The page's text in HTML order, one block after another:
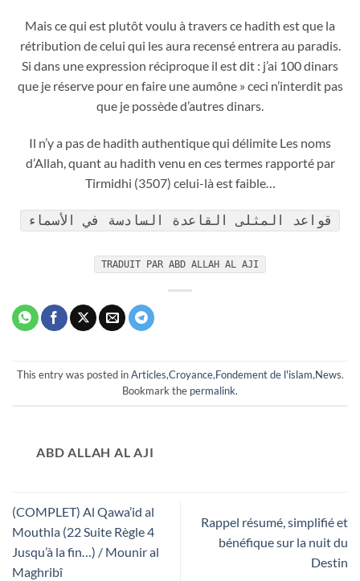
Mais ce qui est plutôt voulu à travers ce hadith est que la
rétribution de celui qui les aura recensé entrera au paradis.
Si dans une expression réciproque il est dit : j’ai 100 dinars
que je réserve pour en faire une aumône » ceci n’interdit pas
que je possède d’autres dinars.
Il n’y a pas de hadith authentique qui délimite Les noms
d’Allah, quant au hadith venu en ces termes rapporté par
Tirmidhi (3507) celui-là est faible…
قواعد المثلى القاعدة السادسة في الأسماء
TRADUIT PAR ABD ALLAH AL AJI
This entry was posted inArticles,Croyance,Fondement de l'islam,News.
Bookmark the permalink.
ABD ALLAH AL AJI
(COMPLET) Al Qawa’id al
Mouthla (22 Suite Règle 4
Jusqu’à la fin…) / Mounir al
Maghribî
Rappel résumé, simplifié et
bénéfique sur la nuit du
Destin